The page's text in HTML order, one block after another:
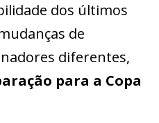
dos últimos
de
diferentes,
para a Copa